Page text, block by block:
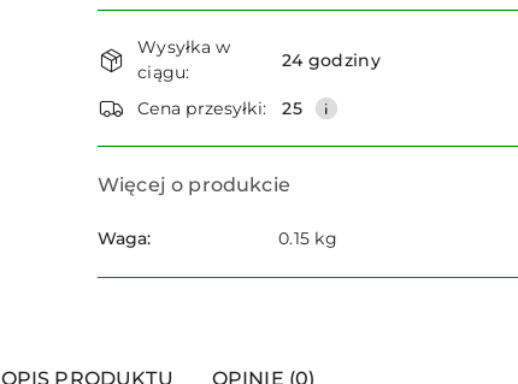
Dostępność
i
dostawa
Wysyłka w
ciągu:
24 godziny
Cena przesyłki: 25
Więcej o produkcie
Waga: 0.15 kg
OPIS PRODUKTU OPINIE (0)